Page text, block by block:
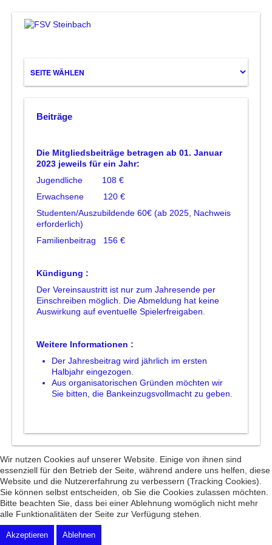
Beiträge
Die Mitgliedsbeiträge betragen ab 01. Januar
2023 jeweils für ein Jahr:
Jugendliche 108 €
Erwachsene 120 €
Studenten/Auszubildende 60€ (ab 2025, Nachweis
erforderlich)
Familienbeitrag 156 €
Kündigung :
Der Vereinsaustritt ist nur zum Jahresende per
Einschreiben möglich. Die Abmeldung hat keine
Auswirkung auf eventuelle Spielerfreigaben.
Weitere Informationen :
Der Jahresbeitrag wird jährlich im ersten
Halbjahr eingezogen.
Aus organisatorischen Gründen möchten wir
Sie bitten, die Bankeinzugsvollmacht zu geben.
Wir nutzen Cookies auf unserer Website. Einige von ihnen sind
essenziell für den Betrieb der Seite, während andere uns helfen, diese
Website und die Nutzererfahrung zu verbessern (Tracking Cookies).
Sie können selbst entscheiden, ob Sie die Cookies zulassen möchten.
Bitte beachten Sie, dass bei einer Ablehnung womöglich nicht mehr
alle Funktionalitäten der Seite zur Verfügung stehen.
Akzeptieren Ablehnen